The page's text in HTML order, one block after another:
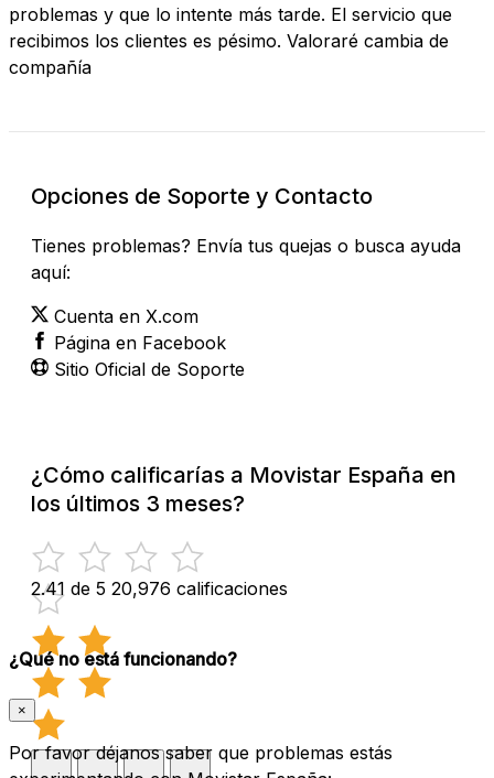
problemas y que lo intente más tarde. El servicio que
recibimos los clientes es pésimo. Valoraré cambia de
compañía
Opciones de Soporte y Contacto
Tienes problemas? Envía tus quejas o busca ayuda
aquí:
Cuenta en X.com
Página en Facebook
Sitio Oficial de Soporte
¿Cómo calificarías a Movistar España en
los últimos 3 meses?
2.41 de 5 20,976 calificaciones
¿Qué no está funcionando?
×
Por favor déjanos saber que problemas estás